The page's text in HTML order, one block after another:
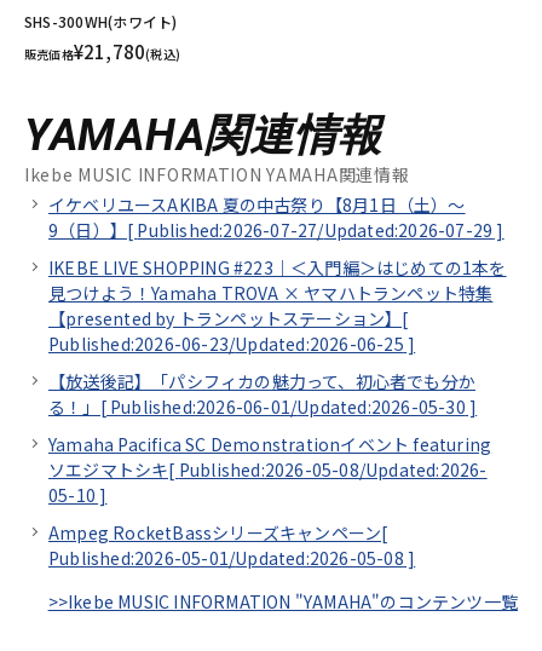
SHS-300WH(ホワイト)
販売価格¥21,780(税込)
YAMAHA関連情報
Ikebe MUSIC INFORMATION YAMAHA関連情報
イケベリユースAKIBA 夏の中古祭り【8月1日（土）～
9（日）】[ Published:2026-07-27/Updated:2026-07-29 ]
IKEBE LIVE SHOPPING #223｜＜入門編＞はじめての1本を
見つけよう！Yamaha TROVA × ヤマハトランペット特集
【presented by トランペットステーション】[
Published:2026-06-23/Updated:2026-06-25 ]
【放送後記】「パシフィカの魅力って、初心者でも分か
る！」[ Published:2026-06-01/Updated:2026-05-30 ]
Yamaha Pacifica SC Demonstrationイベント featuring
ソエジマトシキ[ Published:2026-05-08/Updated:2026-
05-10 ]
Ampeg RocketBassシリーズキャンペーン[
Published:2026-05-01/Updated:2026-05-08 ]
>>Ikebe MUSIC INFORMATION "YAMAHA"のコンテンツ一覧